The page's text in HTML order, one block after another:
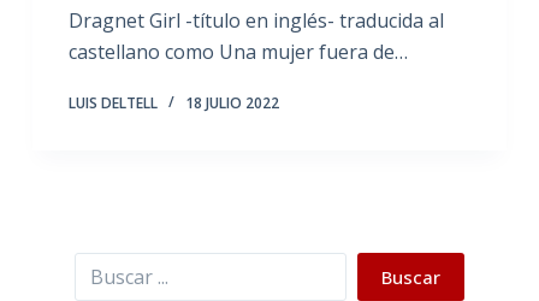
Dragnet Girl -título en inglés- traducida al
castellano como Una mujer fuera de…
LUIS DELTELL 18 JULIO 2022
Buscar Buscar